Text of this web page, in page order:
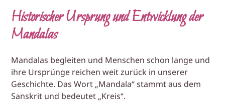
Historischer Ursprung und Entwicklung der
Mandalas
Mandalas begleiten und Menschen schon lange und
ihre Ursprünge reichen weit zurück in unserer
Geschichte. Das Wort „Mandala“ stammt aus dem
Sanskrit und bedeutet „Kreis“.